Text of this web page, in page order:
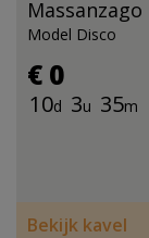
Massanzago
Model Disco
€ 0
10d 3u 35m
Bekijk kavel